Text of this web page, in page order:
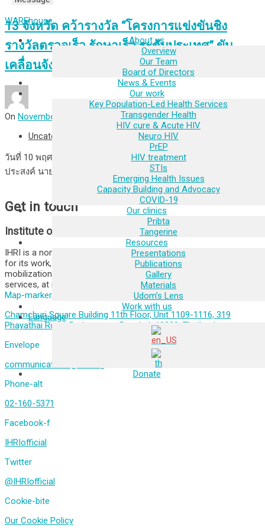
WAREhouse
About us
Overview
Our Team
Board of Directors
News & Events
Our work
Key Population-Led Health Services
Transgender Health
HIV cure & Acute HIV
Neuro HIV
PrEP
HIV treatment
STIs
Emerging Health Issues
Capacity Building and Advocacy
COVID-19
Our clinics
Pribta
Tangerine
Resources
Presentations
Publications
Gallery
Materials
Udom’s Lens
Work with us
Language
Donate
13 จังหวัด คว้ารางวัล “โครงการแข่งขันชิง
รางวัลตรวจเร็ว รักษาเร็ว ระดับประเทศ” ขับ
เคลื่อนจังหวัดต้นแบบ “ยุติเอดส์” ภายใน 8 ปี
On November 10, 2022
@dminihri
Uncategorized
วันที่ 10 พฤศจิกายน 2565 ณ โรงแรมเรเนซองส์ กรุงเทพฯ ราช
ประสงค์ นายแพทย์โสภณ เมฆธน
Read More
Get in touch
Institute of HIV Research and Innovation
IHRI is a non-profit organization who has achieved recognition
for its work, including clinical and operational research, policy
mobilization and development projects for community health
services, at national and international levels.
Map-marker-alt
Chamchuri Square Building 11th Floor, Unit 1109-1116, 319
Phayathai Road, Pathumwan, Bangkok 10330, Thailand
Envelope
communications@ihri.org
Phone-alt
02-160-5371
Facebook-f
IHRIofficial
Twitter
@IHRIofficial
Cookie-bite
Our Cookie Policy